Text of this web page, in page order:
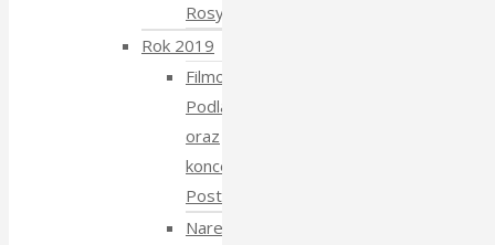
Rosyjski
Rok 2019
Filmowe
Podlasie
oraz
koncert
Postmana
Narewka